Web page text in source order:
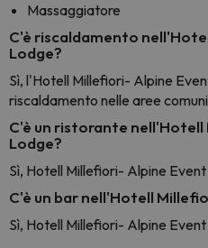
Massaggiatore
C'è riscaldamento
Lodge?
Sì, l'Hotell Millefiori- Alpine
riscaldamento nelle aree comuni
C'è un ristorante
Lodge?
Sì, Hotell Millefiori- Alpine
C'è un bar nell'Hotell
Sì, Hotell Millefiori- Alpine